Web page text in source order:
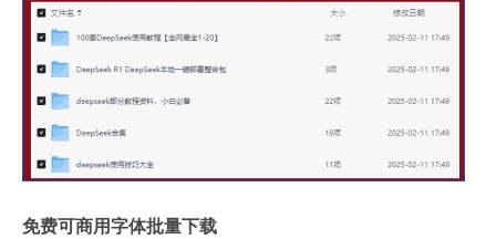
免费可商用字体批量下载